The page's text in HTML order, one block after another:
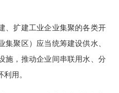
扩建工业企业集聚的各类开
集聚区）应当统筹建设供水、
施，推动企业间串联用水、分
用。